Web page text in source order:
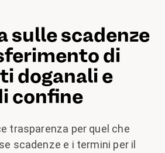
sulle scadenze
di
doganali e
confine
trasparenza per quel che
scadenze e i termini per il